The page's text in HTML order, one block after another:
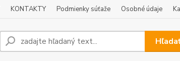
KONTAKTY Podmienky súťaže Osobné údaje